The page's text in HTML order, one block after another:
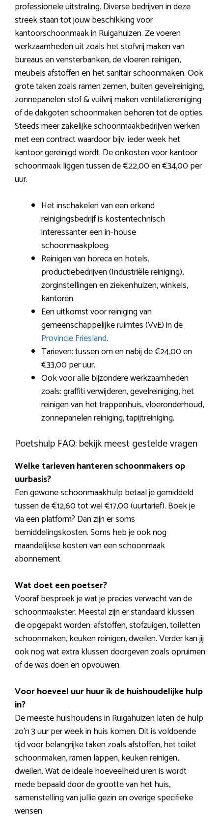
professionele uitstraling. Diverse bedrijven in deze
streek staan tot jouw beschikking voor
kantoorschoonmaak in Ruigahuizen. Ze voeren
werkzaamheden uit zoals het stofvrij maken van
bureaus en vensterbanken, de vloeren reinigen,
meubels afstoffen en het sanitair schoonmaken. Ook
grote taken zoals ramen zemen, buiten gevelreiniging,
zonnepanelen stof & vuilvrij maken ventilatiereiniging
of de dakgoten schoonmaken behoren tot de opties.
Steeds meer zakelijke schoonmaakbedrijven werken
met een contract waardoor bijv. ieder week het
kantoor gereinigd wordt. De onkosten voor kantoor
schoonmaak liggen tussen de €22,00 en €34,00 per
uur.
Het inschakelen van een erkend
reinigingsbedrijf is kostentechnisch
interessanter een in-house
schoonmaakploeg.
Reinigen van horeca en hotels,
productiebedrijven (Industriële reiniging),
zorginstellingen en ziekenhuizen, winkels,
kantoren.
Een uitkomst voor reiniging van
gemeenschappelijke ruimtes (VvE) in de
Provincie Friesland.
Tarieven: tussen om en nabij de €24,00 en
€33,00 per uur.
Ook voor alle bijzondere werkzaamheden
zoals: graffiti verwijderen, gevelreiniging, het
reinigen van het trappenhuis, vloeronderhoud,
zonnepanelen reiniging, tapijtreiniging.
Poetshulp FAQ: bekijk meest gestelde vragen
Welke tarieven hanteren schoonmakers op
uurbasis?
Een gewone schoonmaakhulp betaal je gemiddeld
tussen de €12,60 tot wel €17,00 (uurtarief). Boek je
via een platform? Dan zijn er soms
bemiddelingskosten. Soms heb je ook nog
maandelijkse kosten van een schoonmaak
abonnement.
Wat doet een poetser?
Vooraf bespreek je wat je precies verwacht van de
schoonmaakster. Meestal zijn er standaard klussen
die opgepakt worden: afstoffen, stofzuigen, toiletten
schoonmaken, keuken reinigen, dweilen. Verder kan jij
ook nog wat extra klussen doorgeven zoals opruimen
of de was doen en opvouwen.
Voor hoeveel uur huur ik de huishoudelijke hulp
in?
De meeste huishoudens in Ruigahuizen laten de hulp
zo’n 3 uur per week in huis komen. Dit is voldoende
tijd voor belangrijke taken zoals afstoffen, het toilet
schoonmaken, ramen lappen, keuken reinigen,
dweilen. Wat de ideale hoeveelheid uren is wordt
mede bepaald door de grootte van het huis,
samenstelling van jullie gezin en overige specifieke
wensen.